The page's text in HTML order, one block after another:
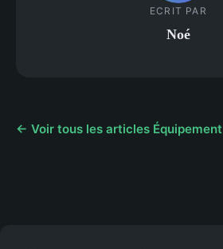
ECRIT PAR
Noé
← Voir tous les articles Équipement